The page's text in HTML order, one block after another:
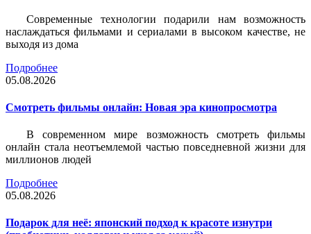
Современные технологии подарили нам возможность
наслаждаться фильмами и сериалами в высоком качестве, не
выходя из дома
Подробнее
05.08.2026
Смотреть фильмы онлайн: Новая эра кинопросмотра
В современном мире возможность смотреть фильмы
онлайн стала неотъемлемой частью повседневной жизни для
миллионов людей
Подробнее
05.08.2026
Подарок для неё: японский подход к красоте изнутри